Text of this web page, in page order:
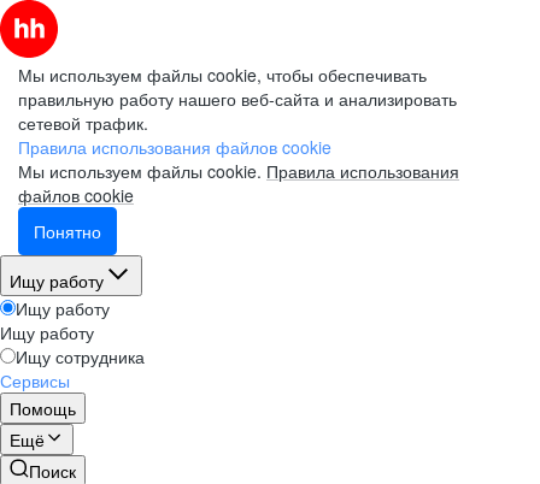
Мы используем файлы cookie, чтобы обеспечивать
правильную работу нашего веб-сайта и анализировать
сетевой трафик.
Правила использования файлов cookie
Мы используем файлы cookie. Правила использования
файлов cookie
Понятно
Ищу работу
Ищу работу
Ищу работу
Ищу сотрудника
Сервисы
Помощь
Ещё
Поиск